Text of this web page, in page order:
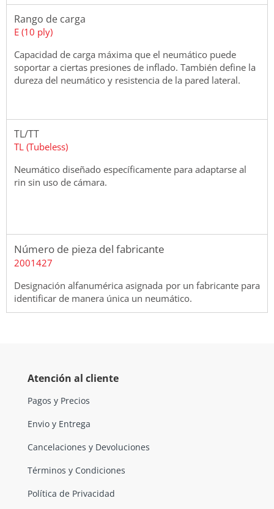
Rango de carga
E (10 ply)
Capacidad de carga máxima que el neumático puede
soportar a ciertas presiones de inflado. También define la
dureza del neumático y resistencia de la pared lateral.
TL/TT
TL (Tubeless)
Neumático diseñado específicamente para adaptarse al
rin sin uso de cámara.
Número de pieza del fabricante
2001427
Designación alfanumérica asignada por un fabricante para
identificar de manera única un neumático.
Atención al cliente
Pagos y Precios
Envio y Entrega
Cancelaciones y Devoluciones
Términos y Condiciones
Política de Privacidad